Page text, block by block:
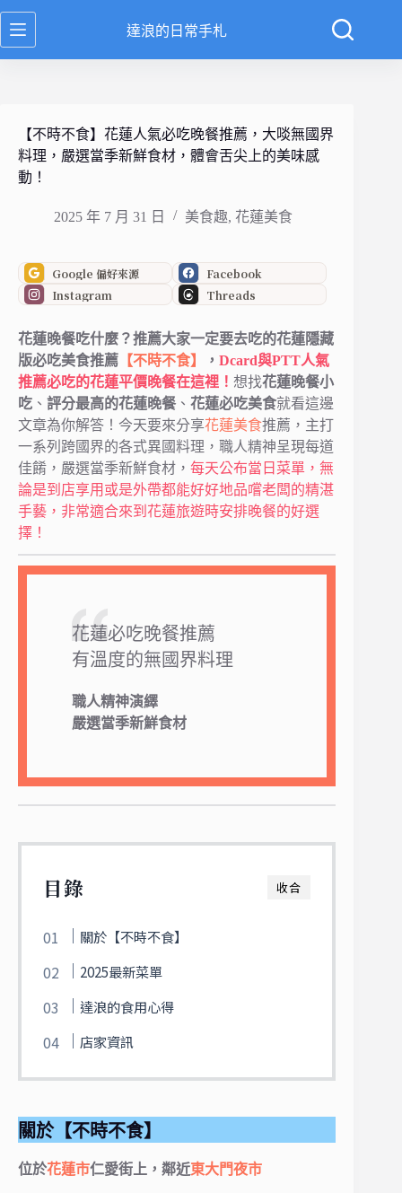
跳
至
達浪的日常手札
【不時不食】花蓮人氣必吃晚餐推薦，大啖無國界
料理，嚴選當季新鮮食材，體會舌尖上的美味感
動！
2025 年 7 月 31 日 美食趣, 花蓮美食
Google 偏好來源
Facebook
Instagram
Threads
花蓮晚餐吃什麼？推薦大家一定要去吃的花蓮隱藏
版必吃美食推薦 【不時不食】 ， Dcard與PTT人氣
推薦必吃的花蓮平價晚餐在這裡！ 想找花蓮晚餐小
吃 、 評分最高的花蓮晚餐 、 花蓮必吃美食就看這邊
文章為你解答！今天要來分享花蓮美食推薦，主打
一系列跨國界的各式異國料理，職人精神呈現每道
佳餚，嚴選當季新鮮食材， 每天公布當日菜單，無
論是到店享用或是外帶都能好好地品嚐老闆的精湛
手藝，非常適合來到花蓮旅遊時安排晚餐的好選
擇！
花蓮必吃晚餐推薦
有溫度的無國界料理
職人精神演繹
嚴選當季新鮮食材
收合
目錄
關於【不時不食】
2025最新菜單
達浪的食用心得
店家資訊
關於【不時不食】
位於花蓮市仁愛街上，鄰近東大門夜市